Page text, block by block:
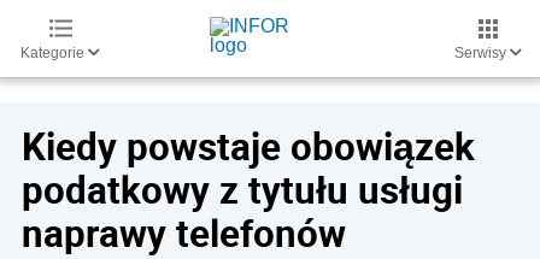
Kategorie Serwisy
Kiedy powstaje obowiązek
podatkowy z tytułu usługi
naprawy telefonów